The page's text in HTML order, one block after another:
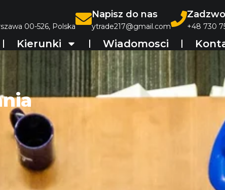
00-526, Polska
Napisz do nas
ytrade217@gmail.com +48 730
Kierunki Wiadomosci